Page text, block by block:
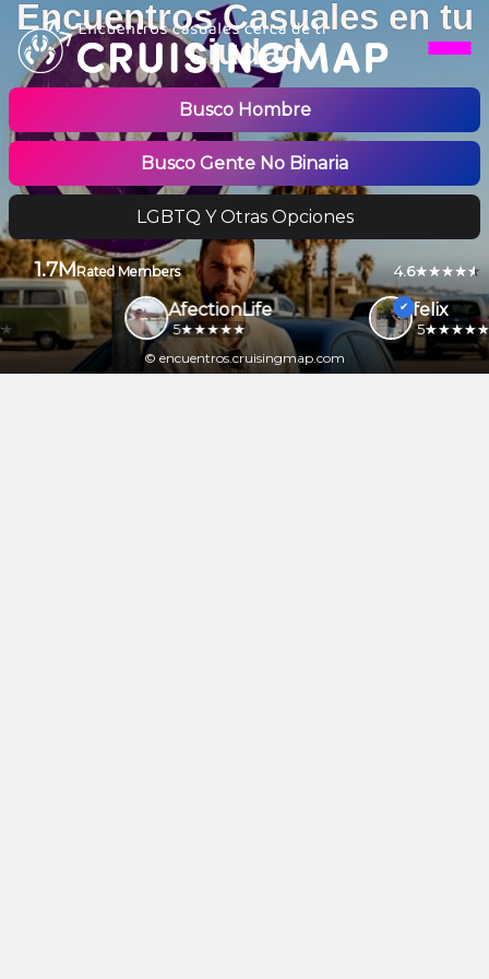
Encuentros Casuales en tu
ciudad
Busco Hombre
Busco Gente No Binaria
LGBTQ Y Otras Opciones
1.7MRated Members 4.6
felix
5
AfectionLife
5
© encuentros.cruisingmap.com